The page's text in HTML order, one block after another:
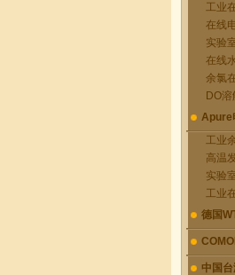
工业
在线
实验
在线
余氯
DO
Apure
工业
高温
实验
工业
德国
中国